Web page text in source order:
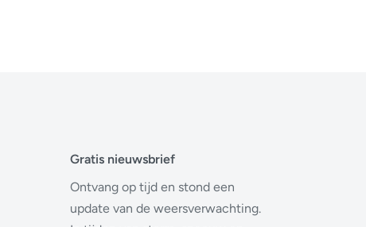
Gratis nieuwsbrief
Ontvang op tijd en stond een
update van de weersverwachting.